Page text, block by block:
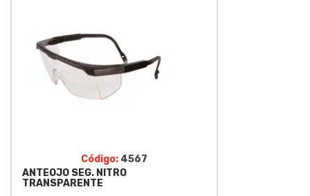
Código: 4567
ANTEOJO SEG. NITRO
TRANSPARENTE